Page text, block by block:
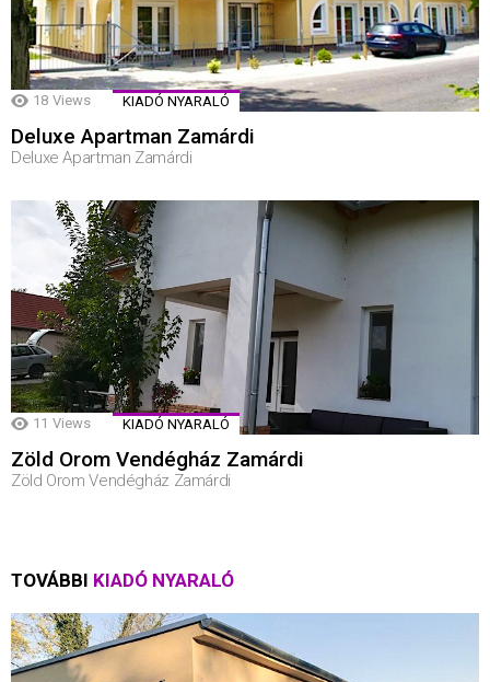
18 Views KIADÓ NYARALÓ
Deluxe Apartman Zamárdi
Deluxe Apartman Zamárdi
11 Views KIADÓ NYARALÓ
Zöld Orom Vendégház Zamárdi
Zöld Orom Vendégház Zamárdi
TOVÁBBI KIADÓ NYARALÓ